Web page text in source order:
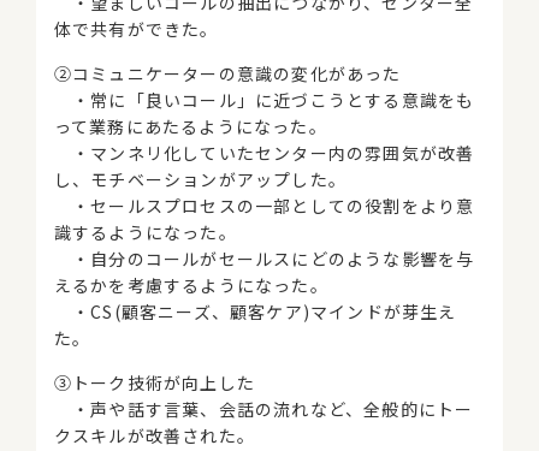
体で共有ができた。
②コミュニケーターの意識の変化があった
・常に「良いコール」に近づこうとする意識をも
って業務にあたるようになった。
・マンネリ化していたセンター内の雰囲気が改善
し、モチベーションがアップした。
・セールスプロセスの一部としての役割をより意
識するようになった。
・自分のコールがセールスにどのような影響を与
えるかを考慮するようになった。
・CS(顧客ニーズ、顧客ケア)マインドが芽生え
た。
③トーク技術が向上した
・声や話す言葉、会話の流れなど、全般的にトー
クスキルが改善された。